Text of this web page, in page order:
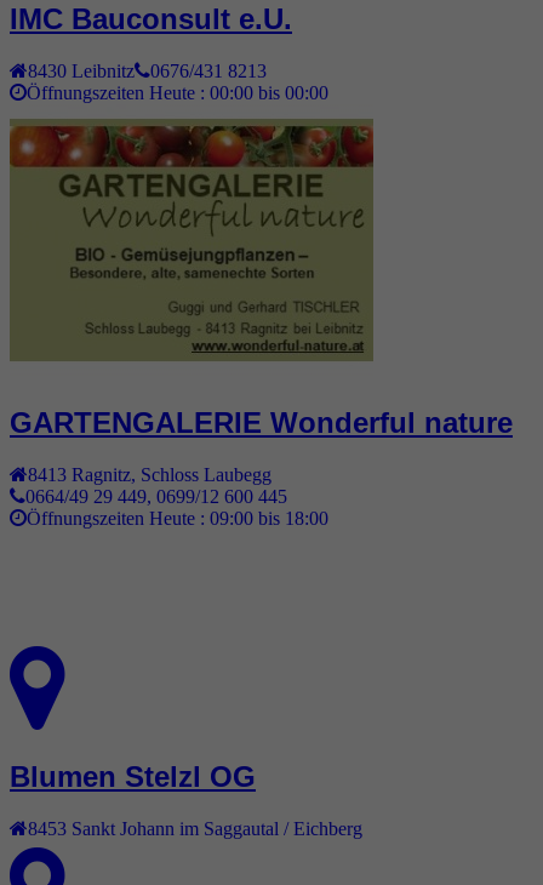
IMC Bauconsult e.U.
8430 Leibnitz
0676/431 8213
Öffnungszeiten Heute : 00:00 bis 00:00
GARTENGALERIE Wonderful nature
8413 Ragnitz
Schloss Laubegg
0664/49 29 449, 0699/12 600 445
Öffnungszeiten Heute : 09:00 bis 18:00
Blumen Stelzl OG
8453 Sankt Johann im Saggautal / Eichberg